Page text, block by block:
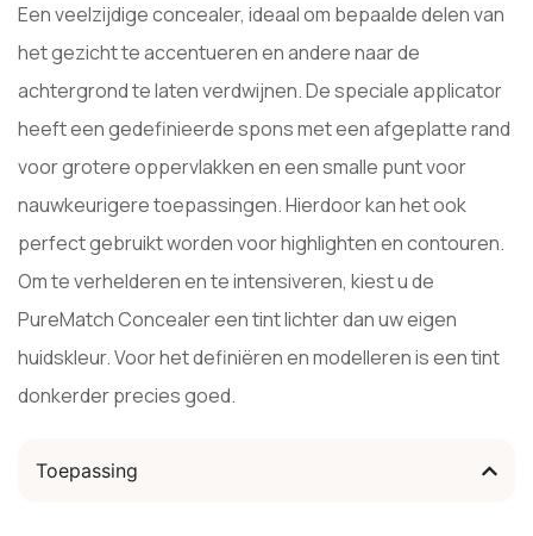
Een veelzijdige concealer, ideaal om bepaalde delen van
het gezicht te accentueren en andere naar de
achtergrond te laten verdwijnen. De speciale applicator
heeft een gedefinieerde spons met een afgeplatte rand
voor grotere oppervlakken en een smalle punt voor
nauwkeurigere toepassingen. Hierdoor kan het ook
perfect gebruikt worden voor highlighten en contouren.
Om te verhelderen en te intensiveren, kiest u de
PureMatch Concealer een tint lichter dan uw eigen
huidskleur. Voor het definiëren en modelleren is een tint
donkerder precies goed.
Toepassing